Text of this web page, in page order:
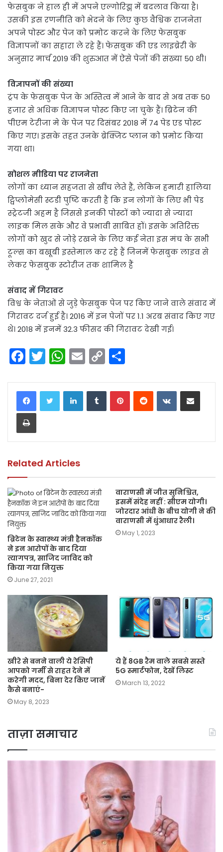
फेसबुक ने हाल ही में अपने एल्गोरिद्म में बदलाव किया है।
उसकी इस रणनीति को भेदने के लिए कुछ वैश्विक राजनेता
अपने पोस्ट और पेज को प्रमोट करने के लिए फेसबुक
विज्ञापनों का सहारा ले रहे हैं। फेसबुक की एड लाइब्रेरी के
अनुसार मार्च 2019 की शुरुआत में ऐसे पेजों की संख्या 50 थी।
विज्ञापनों की संख्या
ट्रंप के फेसबुक पेज के अस्तित्व में आने के बाद से अब तक 50
हजार से अधिक विज्ञापन पोस्ट किए जा चुके हैं। ब्रिटेन की
पीएम टेरीजा मे के पेज पर दिसंबर 2018 में 74 पेड एड पोस्ट
किए गए। इसके तहत उनके ब्रेक्जिट प्लान को प्रमोट किया
गया था।
सोशल मीडिया पर राजनेता
लोगों का ध्यान सहजता से खींच लेते हैं, लेकिन हमारी हालिया
ट्विप्लोमेसी स्टडी पुष्टि करती है कि इन लोगों के लिए भी पेड
स्ट्रेटजी अहम है जिससे इनकी पोस्टों को ज्यादा से ज्यादा
लाइक मिल सके और वे प्रभावी साबित हों। इसके अतिरिक्त
लोगों को खुद से जोड़े रखने के लिए कई नेता इस मंच के सभी
टूल्स का बखूबी इस्तेमाल कर रहे हैं जिनमें फेसबुक लाइव से
लेकर फेसबुक स्टोरीज तक शामिल हैं
संवाद में गिरावट
विश्व के नेताओं से जुड़े फेसबुक पेज पर किए जाने वाले संवाद में
गिरावट दर्ज हुई है। 2016 में इन पेजों पर 1.1 अरब संवाद किए गए
थे। 2018 में इनमें 32.3 फीसद की गिरावट देखी गई।
F
c
e
b
o
k
T
itt
er
W
a
ts
p
E
ai
l
C
p
y
n
ar
e
LinkedInTumblrPinterestReddit VKontakteShare via Email
Print
Related Articles
ब्रिटेन के स्वास्थ्य मंत्री हैनकॉक
ने इन आरोपों के बाद दिया
त्यागपत्र, साजिद जाविद को
किया गया नियुक्त
June 27, 2021
वाराणसी में जीत सुनिश्चित,
इसमें संदेह नहीं : सीएम योगी।
जोरदार आंधी के बीच योगी ने की
वाराणसी में धुंआधार रैली।
May 1, 2023
खीरे से बनने वाली ये रेसिपी
आपको गर्मी से राहत देने में
करेगी मदद, बिना देर किए जानें
कैसे बनाएं-
May 8, 2023
ये हैं 8GB रैम वाले सबसे सस्ते
5G स्मार्टफोन, देखें लिस्ट
March 13, 2022
ताज़ा समाचार